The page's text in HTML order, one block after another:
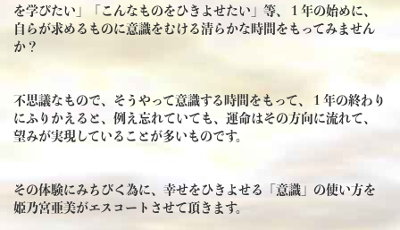
を学びたい」「こんなものをひきよせたい」等、１年の始めに、
自らが求めるものに意識をむける清らかな時間をもってみません
か？
不思議なもので、そうやって意識する時間をもって、１年の終わり
にふりかえると、例え忘れていても、運命はその方向に流れて、
望みが実現していることが多いものです。
その体験にみちびく為に、幸せをひきよせる「意識」の使い方を
姫乃宮亜美がエスコートさせて頂きます。